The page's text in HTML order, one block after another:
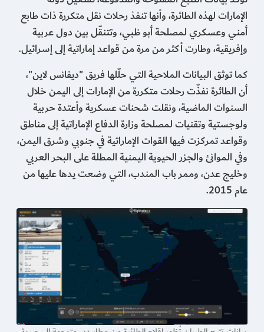
الإمارات لهذه الطائرة، وأنها تنفذ رحلات نقل متكررة ذات طابع
أمني وعسكري لمصلحة أبو ظبي، وتتنقّل بين دول عربية
وإفريقية، وطارت أكثر من مرة من قواعد إماراتية إلى إسرائيل.
كما توثق البيانات الملاحية التي حلّلها فريق "ديفانس لاين"،
أن الطائرة نفذّت رحلات متكررة من الإمارات إلى اليمن خلال
السنوات الماضية، ونقلت شحنات عسكرية وأعتدة حربية
ولوجستية وتقنيات لمصلحة وزارة الدفاع الإماراتية إلى مناطق
وقواعد تمركزت فيها القوات الإماراتية في جنوبي وشرق اليمن،
وفي الموانئ والجزر الحيوية اليمنية المطلة على البحر العربي
وخليج عدن، وممر باب المندب، التي وضعت يدها عليها من
عام 2015.